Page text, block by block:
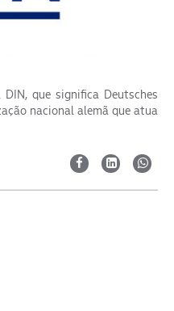
que significa Deutsches
nacional alemã que atua